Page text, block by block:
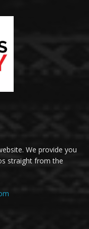
We provide you
straight from the